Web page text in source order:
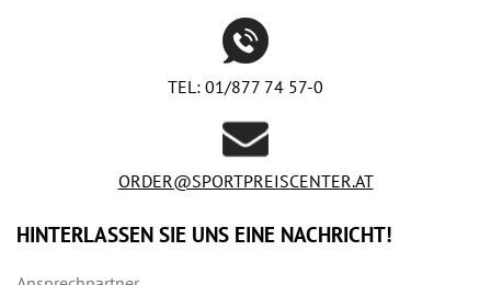
TEL: 01/877 74 57-0
ORDER@SPORTPREISCENTER.AT
HINTERLASSEN SIE UNS EINE NACHRICHT!